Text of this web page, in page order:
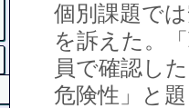
個別課題で
を訴えた。
員で確認し
危険性」と